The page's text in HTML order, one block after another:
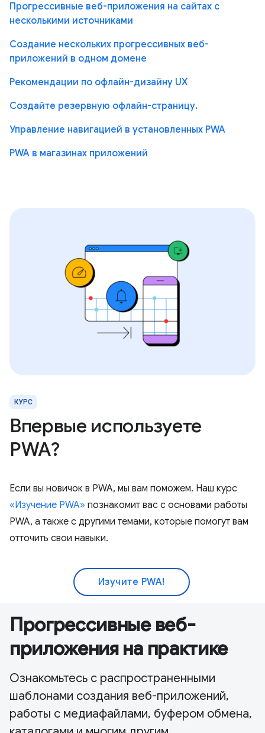
Прогрессивные веб-приложения на сайтах с
несколькими источниками
Создание нескольких прогрессивных веб-
приложений в одном домене
Рекомендации по офлайн-дизайну UX
Создайте резервную офлайн-страницу.
Управление навигацией в установленных PWA
PWA в магазинах приложений
КУРС
Впервые используете
PWA?
Если вы новичок в PWA, мы вам поможем. Наш курс
«Изучение PWA» познакомит вас с основами работы
PWA, а также с другими темами, которые помогут вам
отточить свои навыки.
Изучите PWA!
Прогрессивные веб-
приложения на практике
Ознакомьтесь с распространенными
шаблонами создания веб-приложений,
работы с медиафайлами, буфером обмена,